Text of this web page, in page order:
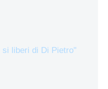
si liberi di Di Pietro"